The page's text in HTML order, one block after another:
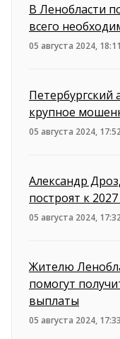
В Ленобласти
всего
05 августа 2024, 18:11
Петербургский
крупное
05 августа 2024,
Александр
построят к
05 августа 2024,
Жителю
помогут
выплаты
05 августа 2024, 17:33